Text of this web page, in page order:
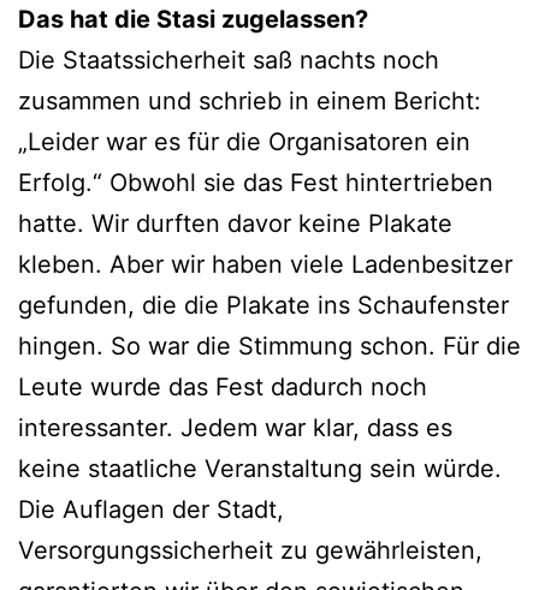
Das hat die Stasi zugelassen?
Die Staatssicherheit saß nachts noch
zusammen und schrieb in einem Bericht:
„Leider war es für die Organisatoren ein
Erfolg.“ Obwohl sie das Fest hintertrieben
hatte. Wir durften davor keine Plakate
kleben. Aber wir haben viele Ladenbesitzer
gefunden, die die Plakate ins Schaufenster
hingen. So war die Stimmung schon. Für die
Leute wurde das Fest dadurch noch
interessanter. Jedem war klar, dass es
keine staatliche Veranstaltung sein würde.
Die Auflagen der Stadt,
Versorgungssicherheit zu gewährleisten,